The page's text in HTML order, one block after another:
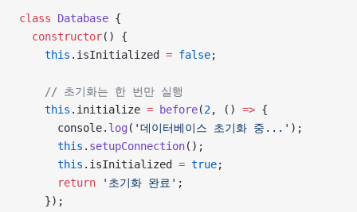
class Database {
  constructor
() {
    this
.isInitialized = false;
    // 초기화는 한 번만 실행
    this
.initialize = before(2, () => {
      console.
log ( '데이터베이스 초기화 중...' );
      this
. setupConnection();
      this
.isInitialized = true;
      return
'초기화 완료' ;
    });